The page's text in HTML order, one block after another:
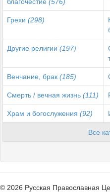
благочестие (576)
Грехи (298)
Другие религии (197)
Венчание, брак (185)
Смерть / вечная жизнь (111)
Храм и богослужения (92)
Все
© 2026 Русская Православная